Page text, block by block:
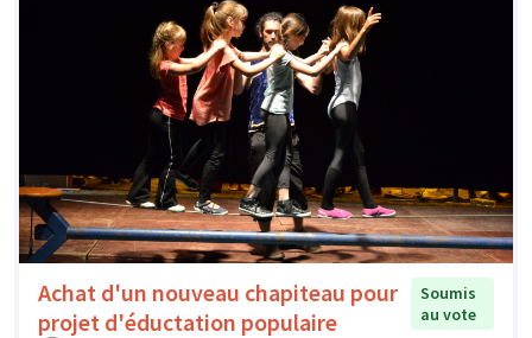
Achat d'un nouveau chapiteau pour
projet d'éductation populaire
Soumis
au vote